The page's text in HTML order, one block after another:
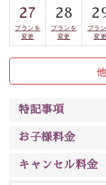
※湖部分眺望、街側
だけません。
※光神12畳の客室は
-------------------【安
安心安全にご滞在い
27
プランを
変更
28
プランを
変更
プラ
変更
特記事項
お子様料金
キャンセル料金